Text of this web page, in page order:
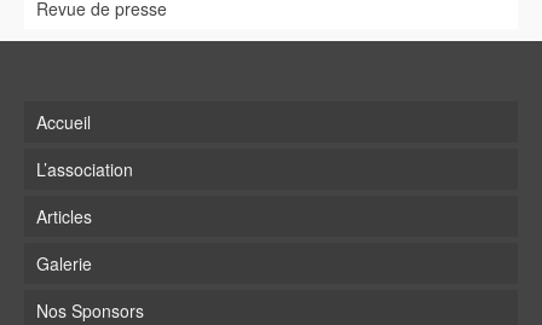
Revue de presse
Accueil
L’association
Articles
Galerie
Nos Sponsors